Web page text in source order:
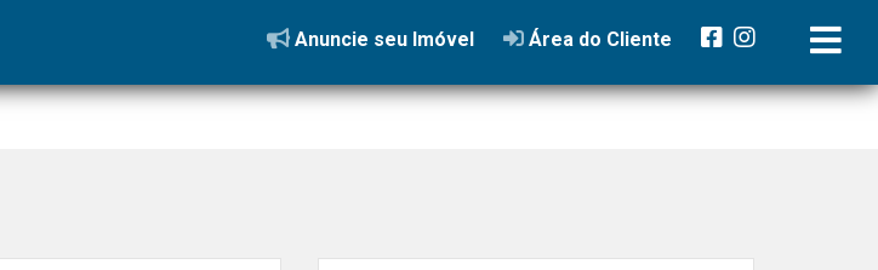
Anuncie seu Imóvel Área do Cliente